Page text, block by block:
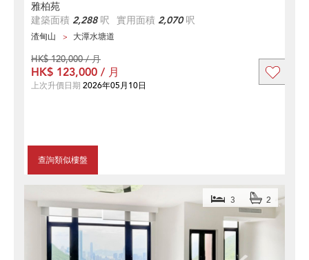
雅柏苑
建築面積 2,288呎 實用面積 2,070呎
渣甸山 大潭水塘道
查詢類似樓盤
HK$ 120,000 / 月
HK$ 123,000 / 月
上次升價日期 2026年05月10日
3 2